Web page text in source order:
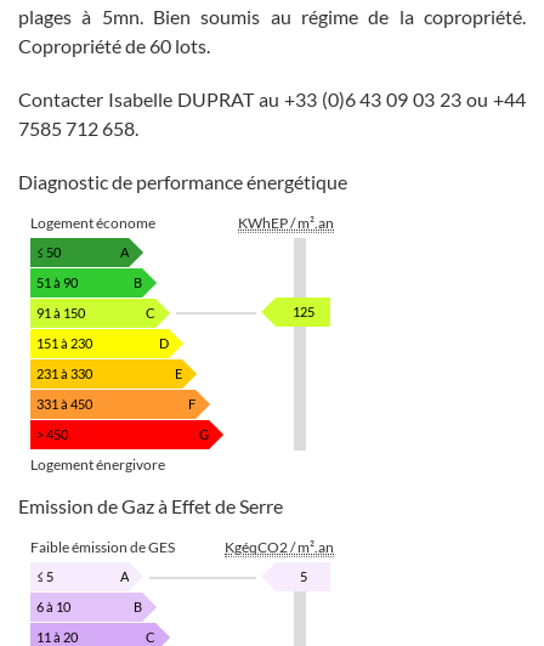
plages à 5mn. Bien soumis au régime de la copropriété.
Copropriété de 60 lots.
Contacter Isabelle DUPRAT au +33 (0)6 43 09 03 23 ou +44
7585 712 658.
Diagnostic de performance énergétique
Logement économe KWhEP / m².an
≤ 50
A
51 à 90
B
91 à 150
C
151 à 230
D
231 à 330
E
331 à 450
F
> 450
G
125
Logement énergivore
Emission de Gaz à Effet de Serre
Faible émission de GES KgéqCO2 / m².an
≤ 5
A
6 à 10
B
11 à 20
C
5